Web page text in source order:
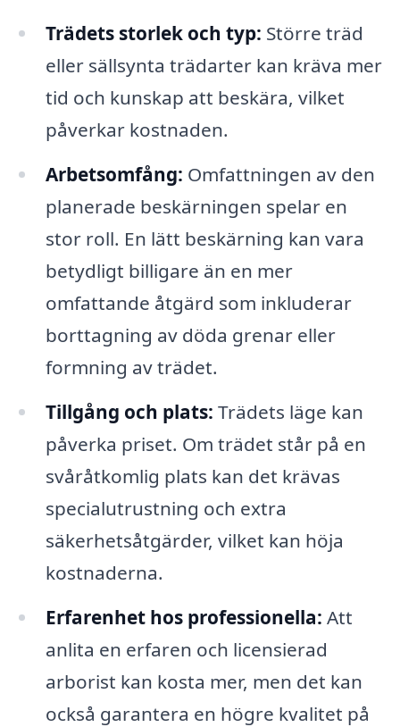
Trädets storlek och typ: Större träd
eller sällsynta trädarter kan kräva mer
tid och kunskap att beskära, vilket
påverkar kostnaden.
Arbetsomfång: Omfattningen av den
planerade beskärningen spelar en
stor roll. En lätt beskärning kan vara
betydligt billigare än en mer
omfattande åtgärd som inkluderar
borttagning av döda grenar eller
formning av trädet.
Tillgång och plats: Trädets läge kan
påverka priset. Om trädet står på en
svåråtkomlig plats kan det krävas
specialutrustning och extra
säkerhetsåtgärder, vilket kan höja
kostnaderna.
Erfarenhet hos professionella: Att
anlita en erfaren och licensierad
arborist kan kosta mer, men det kan
också garantera en högre kvalitet på